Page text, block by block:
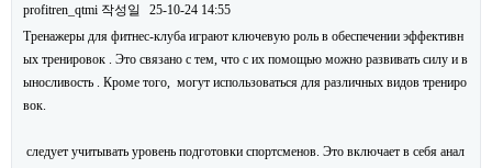
profitren_qtmi 작성일
25-10-24 14:55
Тренажеры для фитнес-клуба играют ключевую роль в обеспечении эффективн
ых тренировок . Это связано с тем, что с их помощью можно развивать силу и в
ыносливость . Кроме того, могут использоваться для различных видов трениро
вок.
следует учитывать уровень подготовки спортсменов. Это включает в себя анал